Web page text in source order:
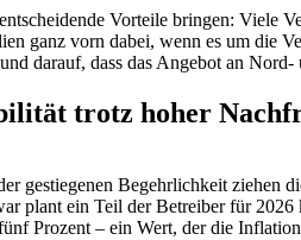
Vorteile bringen: Viele
ganz vorn dabei, wenn es um die
darauf, dass das Angebot an
trotz hoher
gestiegenen Begehrlichkeit ziehen
plant ein Teil der Betreiber für
Prozent – ein Wert, der die